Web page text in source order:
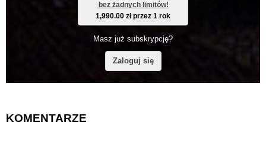
bez żadnych limitów!
1,990.00 zł przez 1 rok
Masz już subskrypcję?
Zaloguj się
KOMENTARZE